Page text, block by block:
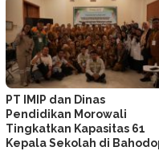
PT IMIP dan Dinas
Pendidikan Morowali
Tingkatkan Kapasitas 61
Kepala Sekolah di